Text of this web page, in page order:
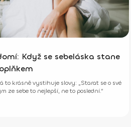
Když se sebeláska stane
to krásně vystihuje slovy: „Starat se o své
ze sebe to nejlepší, ne to poslední.“